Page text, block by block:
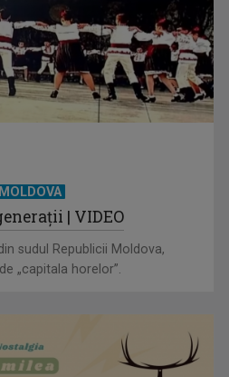
| VIDEO
sudul Republicii Moldova,
„capitala horelor”.